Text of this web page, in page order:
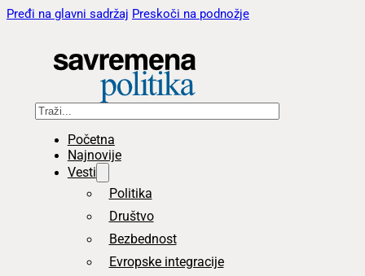
Pređi na glavni sadržaj Preskoči na podnožje
Pretraga
Početna
Najnovije
Vesti
Politika
Društvo
Bezbednost
Evropske integracije